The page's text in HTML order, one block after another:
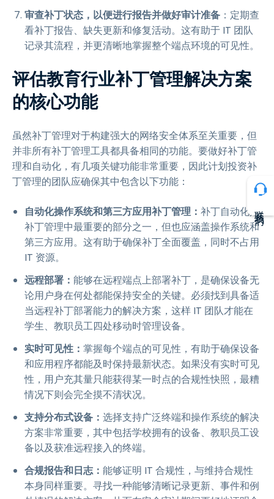
审查补丁状态，以便进行报告并做好审计准备 ：定期查
看补丁报告、缺失更新和修复活动。这有助于 IT 团队
记录其流程，并更清晰地掌握整个端点环境的可见性。
评估教育行业补丁管理解决方案
的核心功能
虽然补丁管理对于构建强大的网络安全体系至关重要，但
并非所有补丁管理工具都具备相同的功能。要做好补丁管
理和自动化，有几项关键功能非常重要，因此计划投资补
丁管理的团队应确保其中包含以下功能：
自动化操作系统和第三方应用补丁管理： 补丁自动化是
补丁管理中最重要的部分之一，但也应涵盖操作系统和
第三方应用。这有助于确保补丁全面覆盖，同时不占用
IT 资源。
远程部署： 能够在远程端点上部署补丁，是确保设备无
论用户身在何处都能保持安全的关键。必须找到具备适
当远程补丁部署能力的解决方案，这样 IT 团队才能在
学生、教职员工四处移动时管理设备。
实时可见性： 掌握每个端点的可见性，有助于确保设备
和应用程序都能及时保持最新状态。如果没有实时可见
性，用户充其量只能获得某一时点的合规性快照，最糟
情况下则会完全摸不清状况。
支持分布式设备： 选择支持广泛终端和操作系统的解决
方案非常重要，其中包括学校拥有的设备、教职员工设
备以及获准远程接入的终端。
合规报告和日志： 能够证明 IT 合规性，与维持合规性
本身同样重要。寻找一种能够清晰记录更新、事件和例